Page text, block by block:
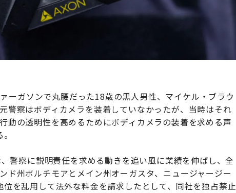
ーガソンで丸腰だった18歳の黒人男性、マイケル・ブラウ
警察はボディカメラを装着していなかったが、当時はそれ
動の透明性を高めるためにボディカメラの装着を求める声
警察に説明責任を求める動きを追い風に業績を伸ばし、全
ド州ボルチモアとメイン州オーガスタ、ニュージャージー
を乱用して法外な料金を請求したとして、同社を独占禁止